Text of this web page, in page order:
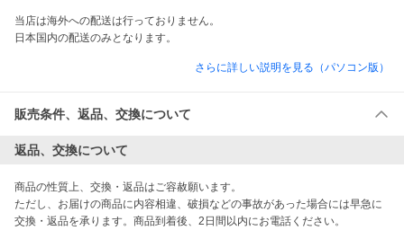
当店は海外への配送は行っておりません。
日本国内の配送のみとなります。
さらに詳しい説明を見る（パソコン版）
販売条件、返品、交換について
返品、交換について
商品の性質上、交換・返品はご容赦願います。
ただし、お届けの商品に内容相違、破損などの事故があった場合には早急に
交換・返品を承ります。商品到着後、2日間以内にお電話ください。